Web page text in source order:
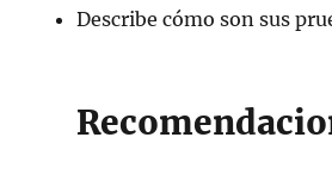
Describe cómo son sus